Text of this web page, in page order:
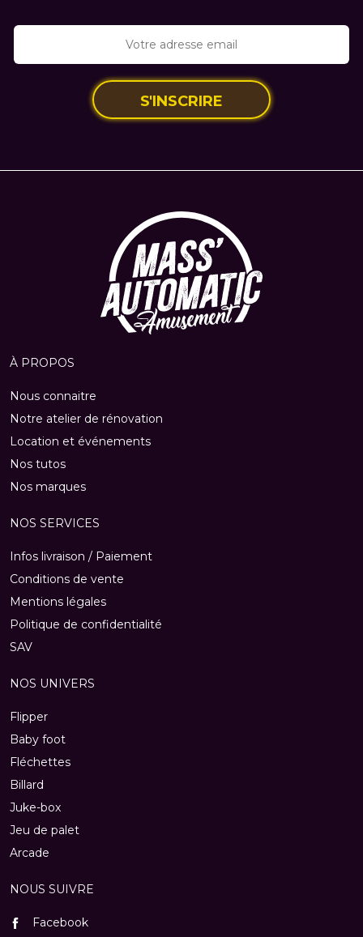
S'INSCRIRE
À PROPOS
Nous connaitre
Notre atelier de rénovation
Location et événements
Nos tutos
Nos marques
NOS SERVICES
Infos livraison / Paiement
Conditions de vente
Mentions légales
Politique de confidentialité
SAV
NOS UNIVERS
Flipper
Baby foot
Fléchettes
Billard
Juke-box
Jeu de palet
Arcade
NOUS SUIVRE
Facebook